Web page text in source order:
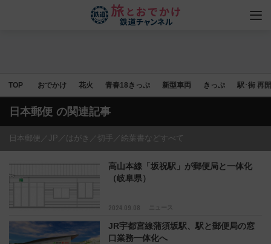
TOP おでかけ 花火 青春18きっぷ 新型車両 きっぷ 駅･街 再
日本郵便 の関連記事
日本郵便／JP／はがき／切手／絵葉書などすべて
2024.09.08 ニュース
高山本線「坂祝駅」が郵便局と一体化
（岐阜県）
JR宇都宮線蒲須坂駅、駅と郵便局の窓
口業務一体化へ